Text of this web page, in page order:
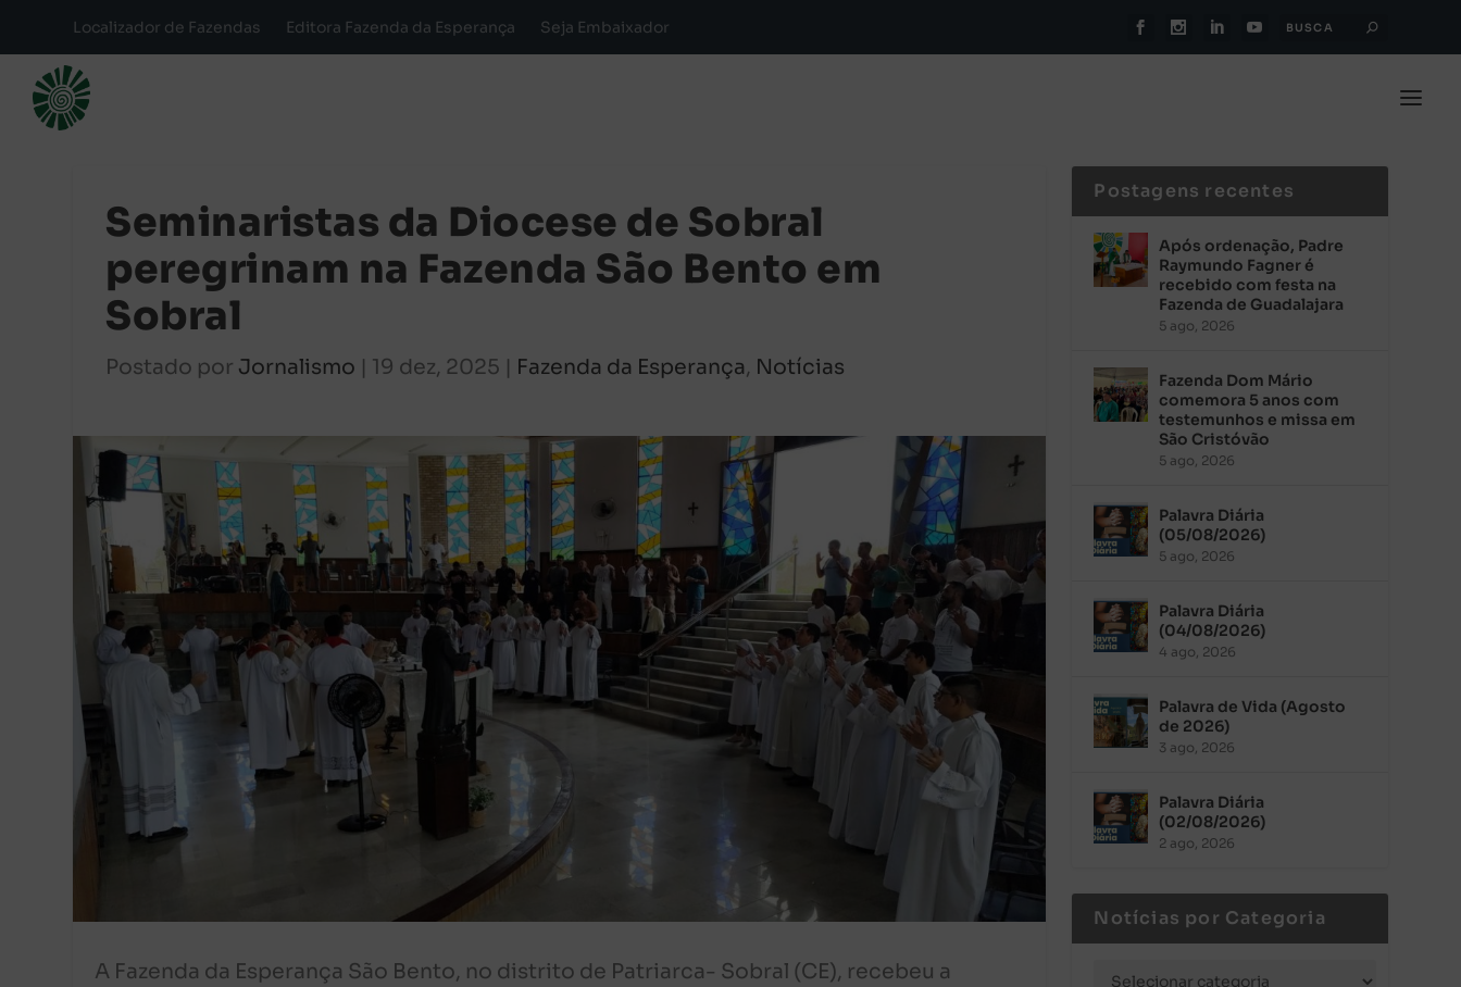
Localizador de Fazendas Editora Fazenda da Esperança Seja Embaixador
Seminaristas da Diocese de Sobral
peregrinam na Fazenda São Bento em
Sobral
Postado por Jornalismo | 19 dez, 2025 | Fazenda da Esperança, Notícias
A Fazenda da Esperança São Bento, no distrito de Patriarca- Sobral (CE), recebeu a
Postagens recentes
Após ordenação, Padre
Raymundo Fagner é
recebido com festa na
Fazenda de Guadalajara
5 ago, 2026
Fazenda Dom Mário
comemora 5 anos com
testemunhos e missa em
São Cristóvão
5 ago, 2026
Palavra Diária
(05/08/2026)
5 ago, 2026
Palavra Diária
(04/08/2026)
4 ago, 2026
Palavra de Vida (Agosto
de 2026)
3 ago, 2026
Palavra Diária
(02/08/2026)
2 ago, 2026
Notícias por Categoria